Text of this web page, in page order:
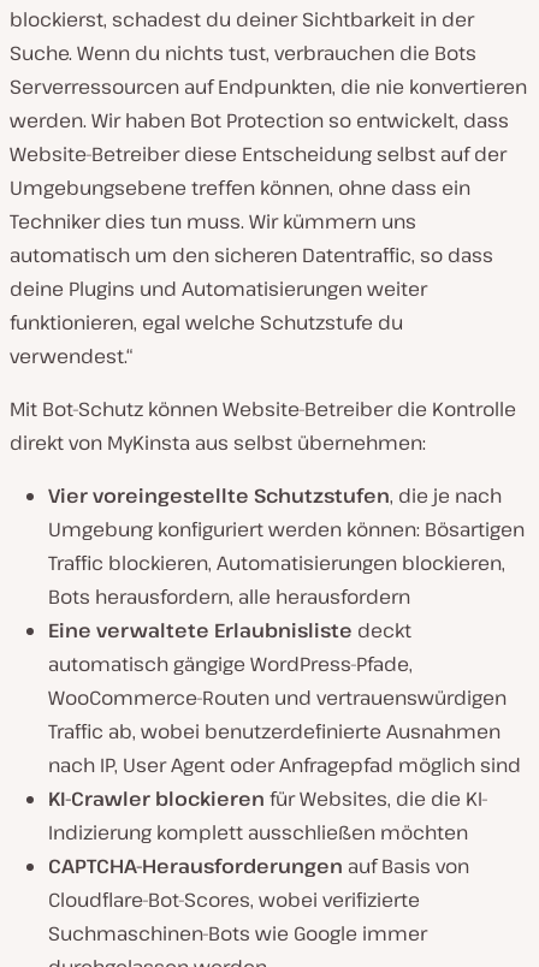
blockierst, schadest du deiner Sichtbarkeit in der
Suche. Wenn du nichts tust, verbrauchen die Bots
Serverressourcen auf Endpunkten, die nie konvertieren
werden. Wir haben Bot Protection so entwickelt, dass
Website-Betreiber diese Entscheidung selbst auf der
Umgebungsebene treffen können, ohne dass ein
Techniker dies tun muss. Wir kümmern uns
automatisch um den sicheren Datentraffic, so dass
deine Plugins und Automatisierungen weiter
funktionieren, egal welche Schutzstufe du
verwendest.“
Mit Bot-Schutz können Website-Betreiber die Kontrolle
direkt von MyKinsta aus selbst übernehmen:
Vier voreingestellte Schutzstufen, die je nach
Umgebung konfiguriert werden können: Bösartigen
Traffic blockieren, Automatisierungen blockieren,
Bots herausfordern, alle herausfordern
Eine verwaltete Erlaubnisliste deckt
automatisch gängige WordPress-Pfade,
WooCommerce-Routen und vertrauenswürdigen
Traffic ab, wobei benutzerdefinierte Ausnahmen
nach IP, User Agent oder Anfragepfad möglich sind
KI-Crawler blockieren für Websites, die die KI-
Indizierung komplett ausschließen möchten
CAPTCHA-Herausforderungen auf Basis von
Cloudflare-Bot-Scores, wobei verifizierte
Suchmaschinen-Bots wie Google immer